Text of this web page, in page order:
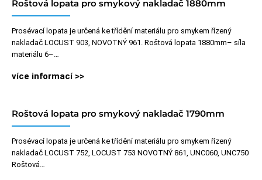
Roštová lopata pro smykový nakladač 1880mm
Prosévací lopata je určená ke třídění materiálu pro smykem řízený
nakladač LOCUST 903, NOVOTNÝ 961. Roštová lopata 1880mm– síla
materiálu 6–…
více informací >>
Roštová lopata pro smykový nakladač 1790mm
Prosévací lopata je určená ke třídění materiálu pro smykem řízený
nakladač LOCUST 752, LOCUST 753 NOVOTNÝ 861, UNC060, UNC750
Roštová…